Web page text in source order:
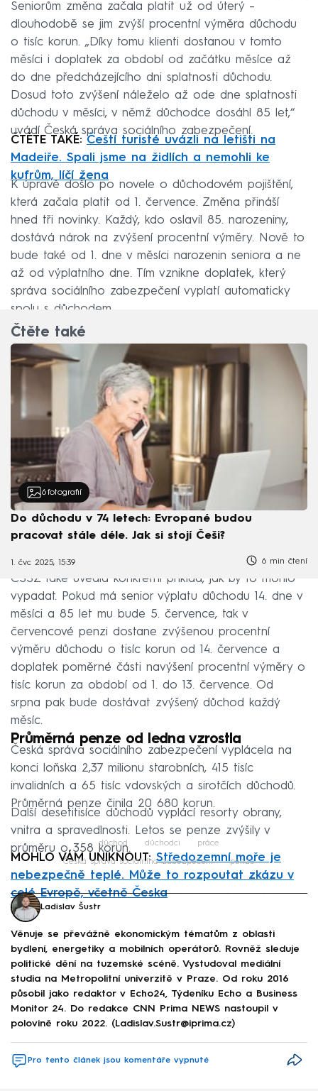
Seniorům změna začala platit už od úterý –
dlouhodobě se jim zvýší procentní výměra důchodu
o tisíc korun. „Díky tomu klienti dostanou v tomto
měsíci i doplatek za období od začátku měsíce až
do dne předcházejícího dni splatnosti důchodu.
Dosud toto zvýšení náleželo až ode dne splatnosti
důchodu v měsíci, v němž důchodce dosáhl 85 let,“
uvádí Česká správa sociálního zabezpečení.
ČTĚTE TAKÉ: Čeští turisté uvázli na letišti na
Madeiře. Spali jsme na židlích a nemohli ke
kufrům, líčí žena
K úpravě došlo po novele o důchodovém pojištění,
která začala platit od 1. července. Změna přináší
hned tři novinky. Každý, kdo oslavil 85. narozeniny,
dostává nárok na zvýšení procentní výměry. Nově to
bude také od 1. dne v měsíci narozenin seniora a ne
až od výplatního dne. Tím vznikne doplatek, který
správa sociálního zabezpečení vyplatí automaticky
spolu s důchodem.
Čtěte také
6 fotografií
Do důchodu v 74 letech: Evropané budou
pracovat stále déle. Jak si stojí Češi?
1. čvc 2025, 15:39 6 min čtení
ČSSZ také uvedla konkrétní příklad, jak by to mohlo
vypadat. Pokud má senior výplatu důchodu 14. dne v
měsíci a 85 let mu bude 5. července, tak v
červencové penzi dostane zvýšenou procentní
výměru důchodu o tisíc korun od 14. července a
doplatek poměrné části navýšení procentní výměry o
tisíc korun za období od 1. do 13. července. Od
srpna pak bude dostávat zvýšený důchod každý
měsíc.
Průměrná penze od ledna vzrostla
Česká správa sociálního zabezpečení vyplácela na
konci loňska 2,37 milionu starobních, 415 tisíc
invalidních a 65 tisíc vdovských a sirotčích důchodů.
Průměrná penze činila 20 680 korun.
Další desetitisíce důchodů vyplácí resorty obrany,
vnitra a spravedlnosti. Letos se penze zvýšily v
průměru o 358 korun.
MOHLO VÁM UNIKNOUT:Středozemní moře je
nebezpečně teplé. Může to rozpoutat zkázu v
celé Evropě, včetně Česka
důchod důchodci práce
Česká správa sociálního zabezpečení penze
Ladislav Šustr
Věnuje se převážně ekonomickým tématům z oblasti
bydlení, energetiky a mobilních operátorů. Rovněž sleduje
politické dění na tuzemské scéně. Vystudoval mediální
studia na Metropolitní univerzitě v Praze. Od roku 2016
působil jako redaktor v Echo24, Týdeníku Echo a Business
Monitor 24. Do redakce CNN Prima NEWS nastoupil v
polovině roku 2022. (Ladislav.Sustr@iprima.cz)
Pro tento článek jsou komentáře vypnuté